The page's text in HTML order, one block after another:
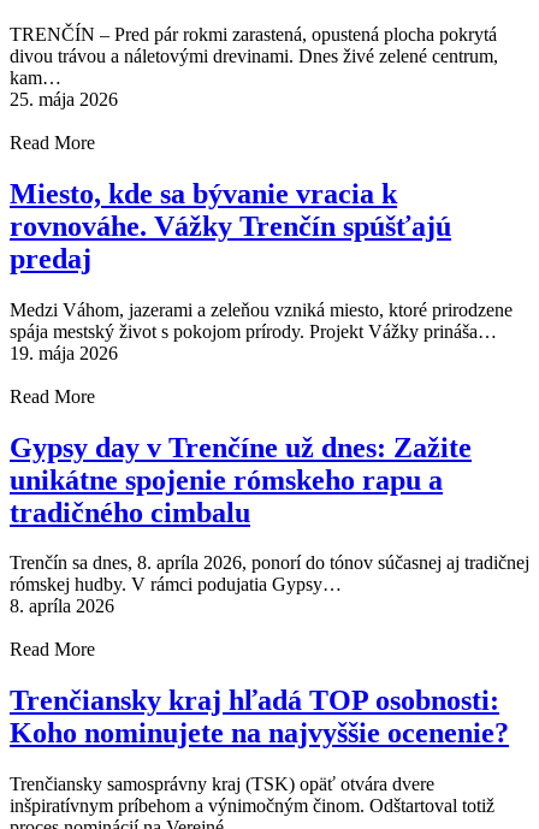
TRENČÍN – Pred pár rokmi zarastená, opustená plocha pokrytá
divou trávou a náletovými drevinami. Dnes živé zelené centrum,
kam…
25. mája 2026
Read More
Miesto, kde sa bývanie vracia k
rovnováhe. Vážky Trenčín spúšťajú
predaj
Medzi Váhom, jazerami a zeleňou vzniká miesto, ktoré prirodzene
spája mestský život s pokojom prírody. Projekt Vážky prináša…
19. mája 2026
Read More
Gypsy day v Trenčíne už dnes: Zažite
unikátne spojenie rómskeho rapu a
tradičného cimbalu
Trenčín sa dnes, 8. apríla 2026, ponorí do tónov súčasnej aj tradičnej
rómskej hudby. V rámci podujatia Gypsy…
8. apríla 2026
Read More
Trenčiansky kraj hľadá TOP osobnosti:
Koho nominujete na najvyššie ocenenie?
Trenčiansky samosprávny kraj (TSK) opäť otvára dvere
inšpiratívnym príbehom a výnimočným činom. Odštartoval totiž